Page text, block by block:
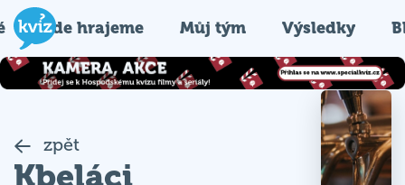
Kde hrajeme Můj tým Výsledky
zpět
Kbeláci